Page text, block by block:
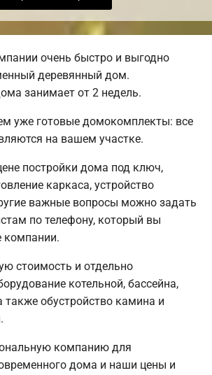
очень быстро и выгодно
деревянный дом.
занимает от 2 недель.
уже готовые домокомплекты: все
на вашем участке.
постройки дома под ключ,
каркаса, устройство
важные вопросы можно задать
по телефону, который вы
компании.
стоимость и отдельно
котельной, бассейна,
также обустройство камина и
компанию для
дома и наши цены и